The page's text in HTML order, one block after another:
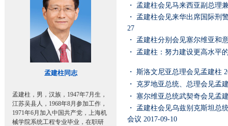
孟建柱同志
孟建柱，男，汉族，1947年7月生，
江苏吴县人，1968年8月参加工作，
1971年6月加入中国共产党，上海机
械学院系统工程专业毕业，在职研
・ 孟建柱会见马来西亚副总理
・ 孟建柱会见来华出席国际刑
27
・ 孟建柱分别会见塞尔维亚和
・ 孟建柱：努力建设更高水平
・ 斯洛文尼亚总理会见孟建柱
・ 克罗地亚总统、总理会见孟
・ 塞尔维亚总统武契奇会见孟
・ 孟建柱会见乌兹别克斯坦总
会议 2017-09-10